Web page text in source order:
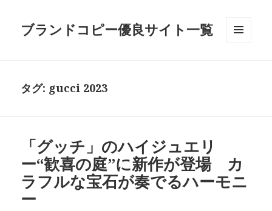
ブランドコピー優良サイト一覧
タグ: gucci 2023
「グッチ」のハイジュエリ
ー“歓喜の庭”に新作が登場 カ
ラフルな宝石が奏でるハーモニ
ー